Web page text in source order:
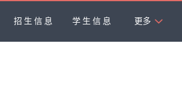
招生信息 学生信息 更多